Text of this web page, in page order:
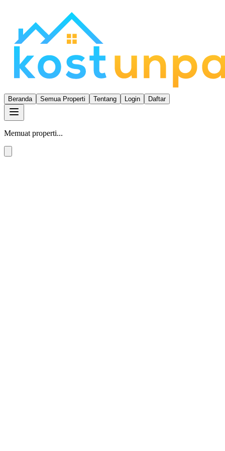
Beranda Semua Properti Tentang Login Daftar
Memuat properti...